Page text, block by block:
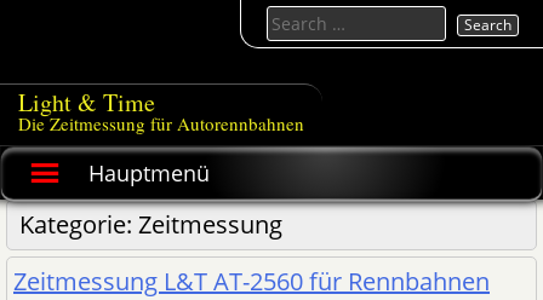
Light & Time
Die Zeitmessung für Autorennbahnen
Hauptmenü
Search
for:
Kategorie: Zeitmessung
Zeitmessung L&T AT-2560 für Rennbahnen